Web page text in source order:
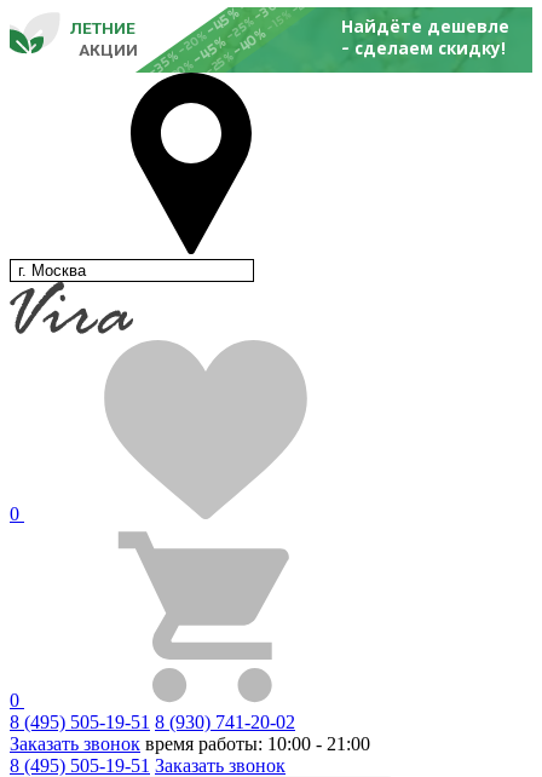
-20%
-45%
-35%-20%
-25%
-45%
-30%
-15%
-25%
-40%
АКЦИИ
ЛЕТНИЕ Найдёте дешевле
- сделаем
г. Москва
0
0
8 (495) 505-19-51 8 (930) 741-20-02
Заказать звонок время работы: 10:00 - 21:00
8 (495) 505-19-51 Заказать звонок